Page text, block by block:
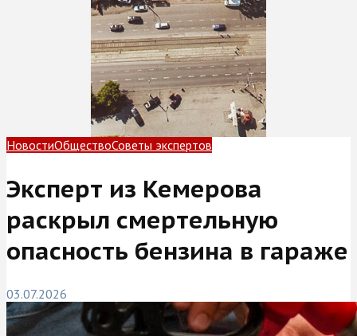
НовостиОбществоСоветы экспертов
Эксперт из Кемерова
раскрыл смертельную
опасность бензина в гараже
03.07.2026